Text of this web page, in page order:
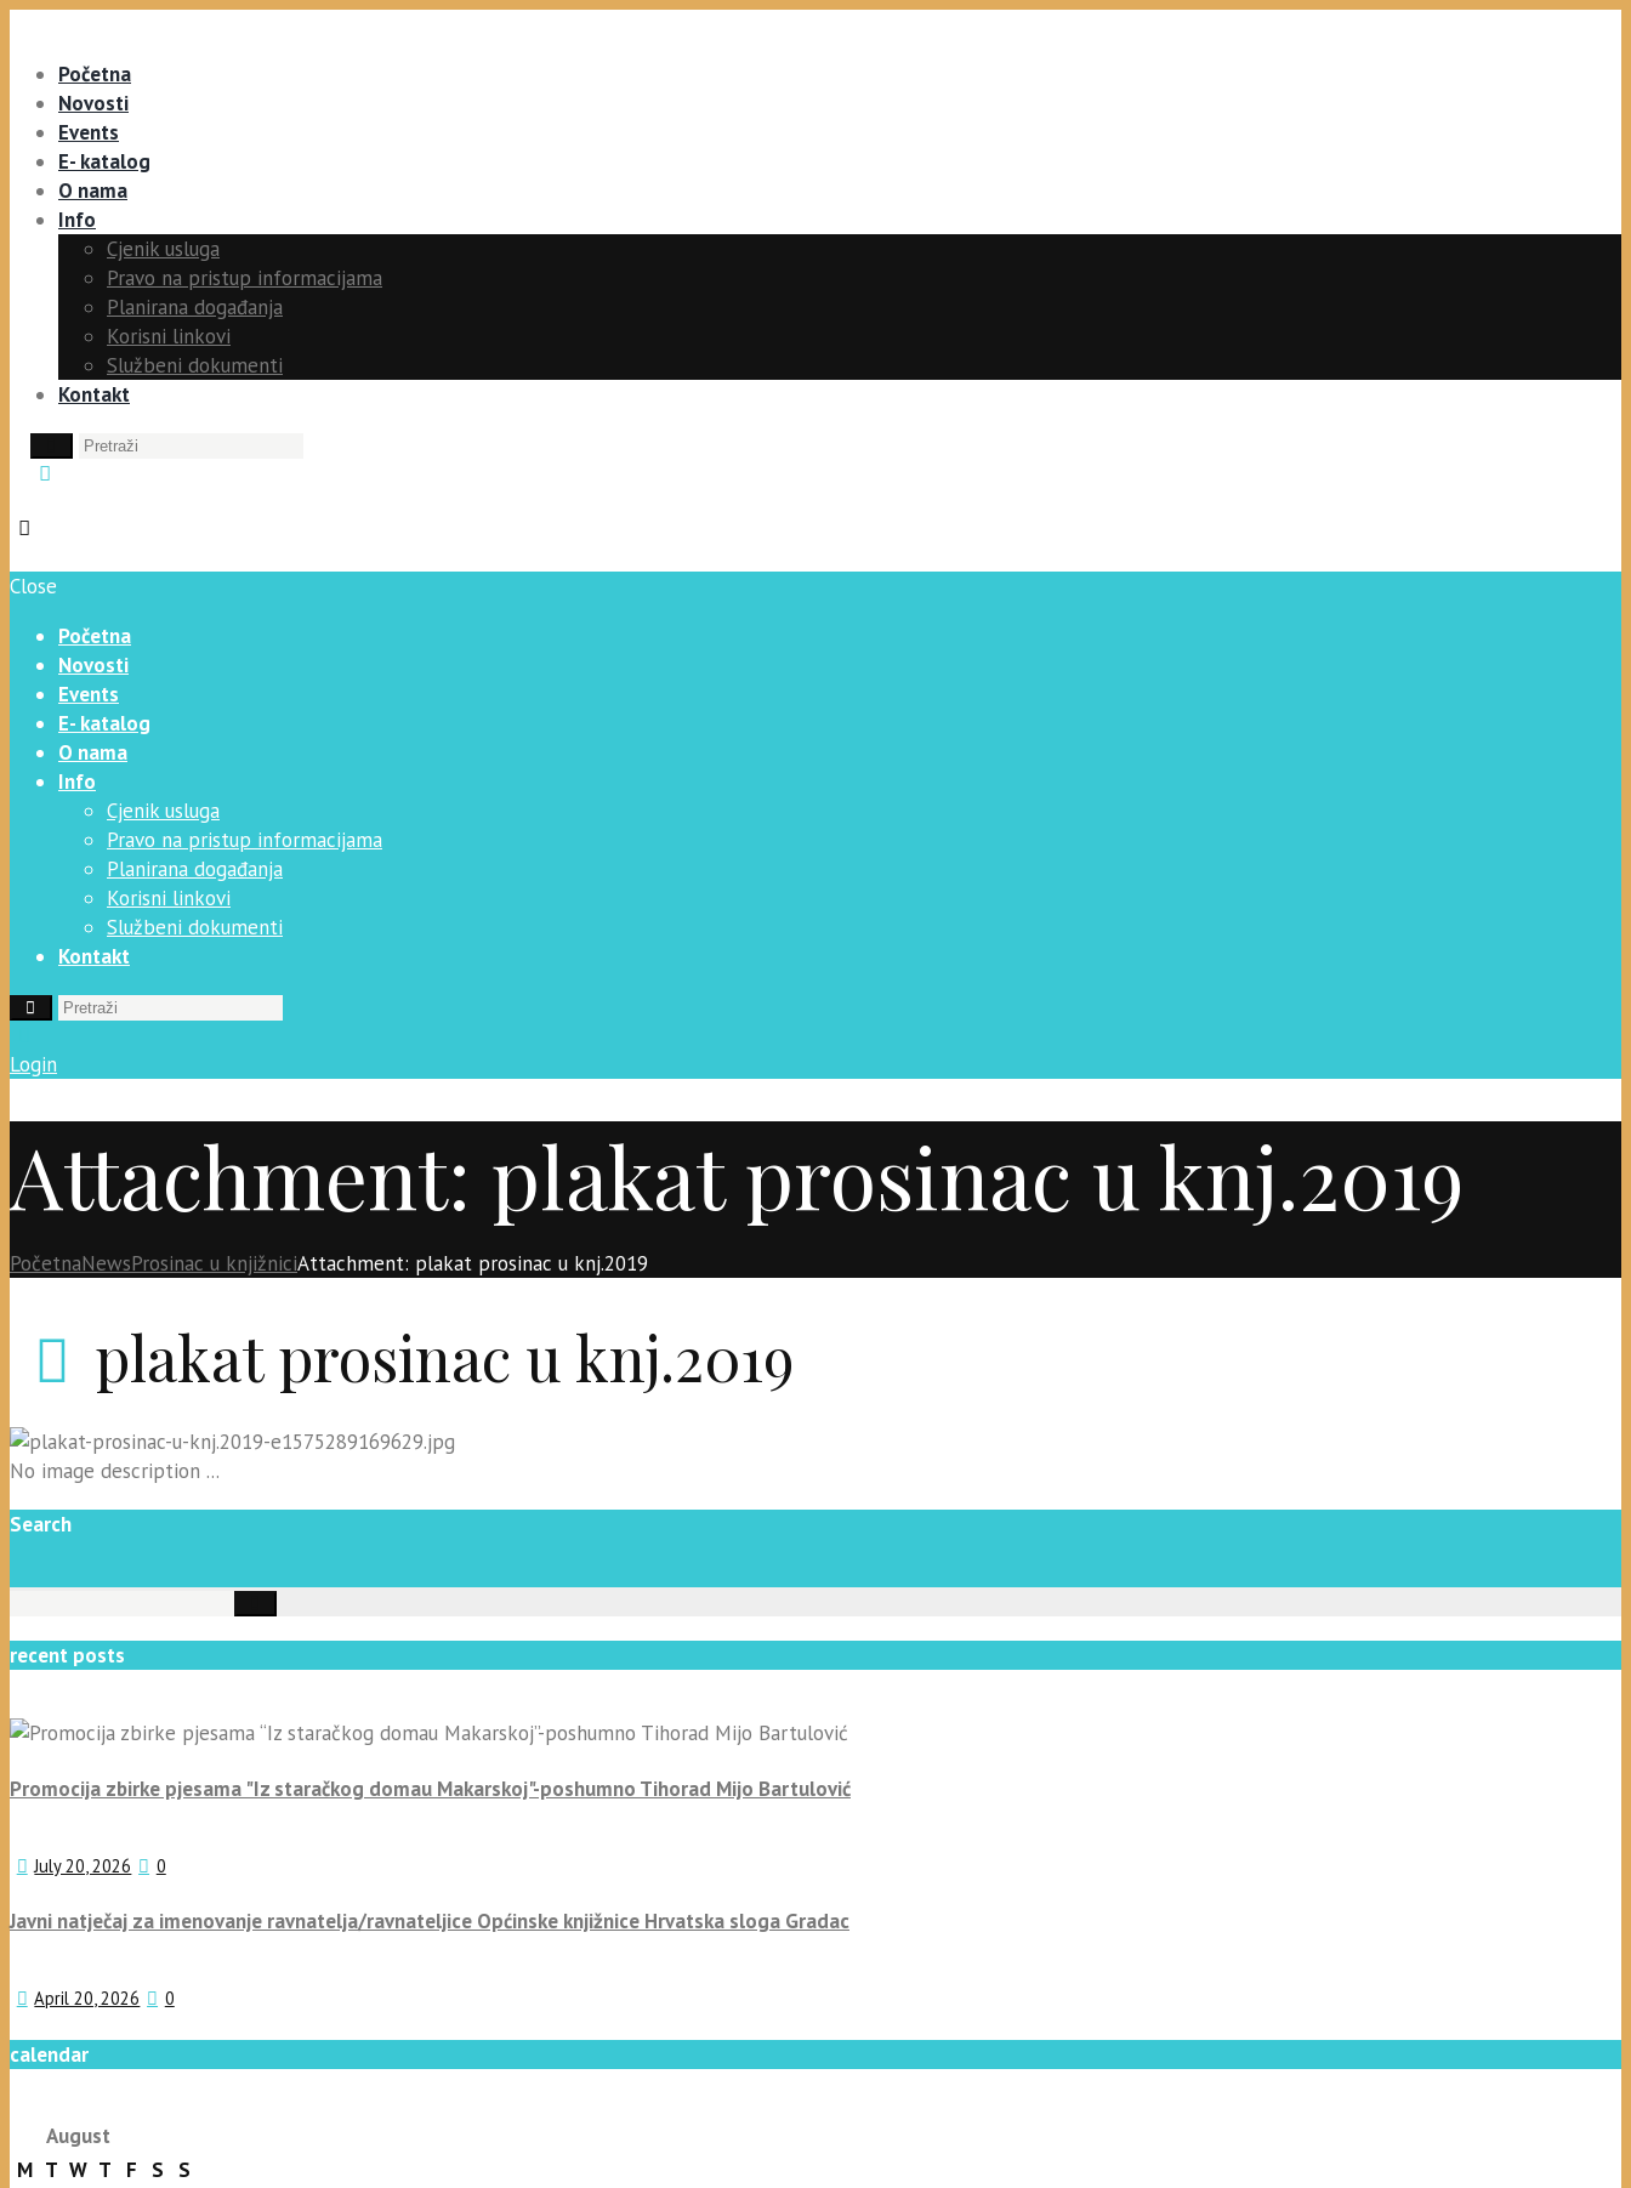
Početna
Novosti
Events
E- katalog
O nama
Info
Cjenik usluga
Pravo na pristup informacijama
Planirana događanja
Korisni linkovi
Službeni dokumenti
Kontakt
Close
Početna
Novosti
Events
E- katalog
O nama
Info
Cjenik usluga
Pravo na pristup informacijama
Planirana događanja
Korisni linkovi
Službeni dokumenti
Kontakt
Login
Attachment: plakat prosinac u knj.2019
PočetnaNewsProsinac u knjižniciAttachment: plakat prosinac u knj.2019
plakat prosinac u knj.2019
No image description ...
Search
recent posts
Promocija zbirke pjesama "Iz staračkog domau Makarskoj"-poshumno Tihorad Mijo Bartulović
July 20, 2026 0
Javni natječaj za imenovanje ravnatelja/ravnateljice Općinske knjižnice Hrvatska sloga Gradac
April 20, 2026 0
calendar
August
M T W T F S
S